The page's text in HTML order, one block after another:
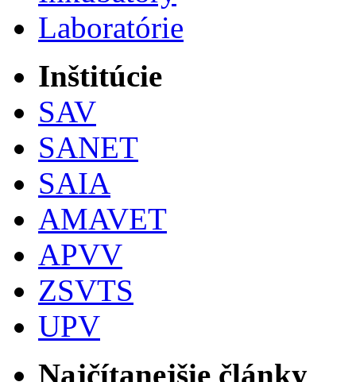
Laboratórie
Inštitúcie
SAV
SANET
SAIA
AMAVET
APVV
ZSVTS
UPV
Najčítanejšie články